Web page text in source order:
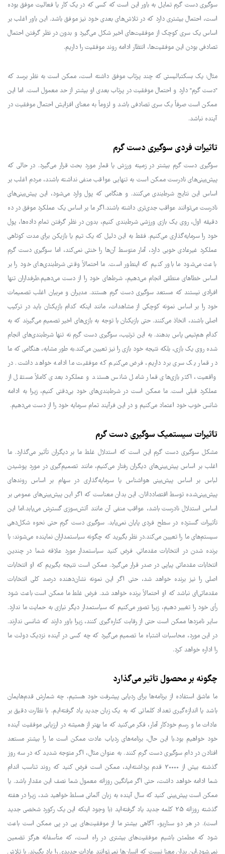
سوگیری دست گرم تمایل به باور این است که کسی که در یک کار یا فعالیت موفق بوده
است، احتمال بیشتری دارد که در تلاش‌های بعدی خود نیز موفق باشد. این باور اغلب بر
اساس یک سری کوچک از موفقیت‌های اخیر شکل می‌گیرد و بدون در نظر گرفتن احتمال
تصادفی بودن این موفقیت‌ها، انتظار ادامه روند موفقیت را داریم.
مثال: یک بسکتبالیستی که چند پرتاب موفق داشته است، ممکن است به نظر برسد که
"دست گرم" دارد و احتمال موفقیت در پرتاب بعدی او بیشتر از حد معمول است. اما این
ممکن است صرفاً یک سری تصادفی باشد و لزوماً به معنای افزایش احتمال موفقیت در
آینده نباشد.
تاثیرات فردی سوگیری دست گرم
سوگیری دست گرم بیشتر در زمینه ورزش یا قمار مورد بحث قرار می‌گیرد. در حالی که
پیش‌بینی‌های نادرست ممکن است به تنهایی عواقب منفی نداشته باشند، مردم اغلب بر
اساس این نتایج شرط‌بندی می‌کنند. و هنگامی که پول وارد می‌شود، این پیش‌بینی‌های
نادرست می‌توانند عواقب جدی‌تری داشته باشند.اگر ما بر اساس یک عملکرد موفق در ده
دقیقه اول، روی یک بازی ورزشی شرط‌بندی کنیم، بدون در نظر گرفتن تمام داده‌ها، پول
خود را سرمایه‌گذاری می‌کنیم. فقط به این دلیل که یک تیم یا بازیکن برای مدت کوتاهی
عملکرد غیرعادی خوبی دارد، آمار متوسط آن‌ها را خنثی نمی‌کند، اما سوگیری دست گرم
باعث می‌شود ما باور کنیم که اینطور است. ما احتمالاً وقتی شرط‌بندی‌های خود را بر
اساس خطاهای منطقی انجام می‌دهیم، شرط‌های خود را از دست می‌دهیم.طرفداران تنها
افرادی نیستند که مستعد سوگیری دست گرم هستند. مدیران و مربیان اغلب تصمیمات
خود را بر اساس نمونه کوچکی از مشاهدات، مانند اینکه کدام بازیکنان باید در ترکیب
اصلی باشند، اتخاذ می‌کنند. حتی بازیکنان با توجه به بازی‌های اخیر تصمیم می‌گیرند که به
کدام هم‌تیمی پاس بدهند. به این ترتیب، سوگیری دست گرم نه تنها شرط‌بندی‌های انجام
شده روی یک بازی، بلکه نتیجه خود بازی را نیز تعیین می‌کند.به طور مشابه، هنگامی که ما
در قمار یک سری برد داریم، فرض می‌کنیم که موفقیت ما ادامه خواهد داشت. در
واقعیت، اکثر بازی‌های قمار شامل شانس هستند و عملکرد بعدی کاملاً مستقل از
عملکرد قبلی است. ما ممکن است در شرط‌بندی‌های خود بی‌دقتی کنیم، زیرا به ادامه
شانس خوب خود اعتماد می‌کنیم و در این فرآیند تمام سرمایه خود را از دست می‌دهیم.
تاثیرات سیستمیک سوگیری دست گرم
مشکل سوگیری دست گرم این است که استدلال غلط ما بر دیگران تأثیر می‌گذارد. ما
اغلب بر اساس پیش‌بینی‌های دیگران رفتار می‌کنیم، مانند تصمیم‌گیری در مورد پوشیدن
لباس بر اساس پیش‌بینی هواشناس یا سرمایه‌گذاری در سهام بر اساس روندهای
پیش‌بینی‌شده توسط اقتصاددانان. این بدان معناست که اگر این پیش‌بینی‌های عمومی بر
اساس استدلال نادرست باشد، عواقب منفی آن مانند آتش‌سوزی گسترش می‌یابد.اما این
تأثیرات گسترده در سطح فردی پایان نمی‌یابد. سوگیری دست گرم حتی نحوه شکل‌دهی
سیستم‌های ما را تعیین می‌کند.در نظر بگیرید که چگونه سیاستمداران نماینده می‌شوند: با
برنده شدن در انتخابات مقدماتی. فرض کنید سیاستمدار مورد علاقه شما در چندین
انتخابات مقدماتی پیاپی در صدر قرار می‌گیرد. ممکن است نتیجه بگیریم که او انتخابات
اصلی را نیز برنده خواهد شد، حتی اگر این نمونه نشان‌دهنده درصد کلی انتخابات
مقدماتی‌ای نباشد که او احتمالاً برنده خواهد شد. فرض غلط ما ممکن است باعث شود
رأی خود را تغییر دهیم، زیرا تصور می‌کنیم که سیاستمدار دیگر نیازی به حمایت ما ندارد.
سایر نامزدها ممکن است حتی از رقابت کناره‌گیری کنند، زیرا باور دارند که شانسی ندارند.
در این مورد، محاسبات اشتباه ما تصمیم می‌گیرد که چه کسی در آینده نزدیک دولت ما
را اداره خواهد کرد.
چگونه بر محصول تأثیر می‌گذارد
ما عاشق استفاده از برنامه‌ها برای ردیابی پیشرفت خود هستیم، چه شمارش قدم‌هایمان
باشد یا اندازه‌گیری تعداد کلماتی که به یک زبان جدید یاد گرفته‌ایم. با نظارت دقیق بر
عادات ما و رسم خودکار آمار، فکر می‌کنید که ما بهتر از همیشه در ارزیابی موفقیت آینده
خود خواهیم بود.با این حال، برنامه‌های ردیاب عادت ممکن است ما را بیشتر مستعد
افتادن در دام سوگیری دست گرم کنند. به عنوان مثال، اگر متوجه شدید که در سه روز
گذشته بیش از 20000 قدم برداشته‌اید، ممکن است فرض کنید که روند تناسب اندام
شما ادامه خواهد داشت، حتی اگر میانگین روزانه معمول شما نصف این مقدار باشد. یا
ممکن است پیش‌بینی کنید که سال آینده به زبان آلمانی مسلط خواهید شد، زیرا در هفته
گذشته روزانه 25 کلمه جدید یاد گرفته‌اید (با وجود اینکه این یک رکورد شخصی جدید
است). در هر دو سناریو، آگاهی بیشتر ما از موفقیت‌های پی در پی ممکن است باعث
شود که مطمئن باشیم موفقیت‌های بیشتری در راه است، که متأسفانه هرگز تضمین